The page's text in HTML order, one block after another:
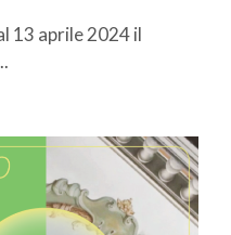
13 aprile 2024 il